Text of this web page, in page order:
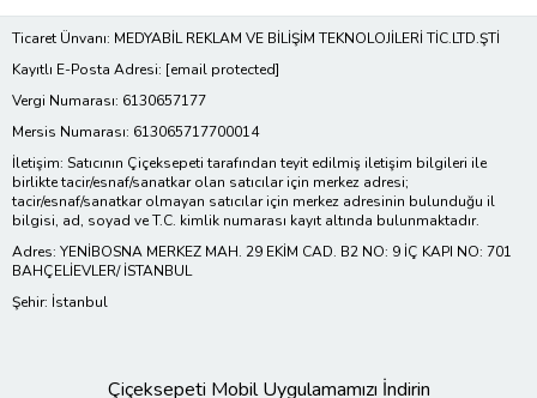
Ticaret Ünvanı: MEDYABİL REKLAM VE BİLİŞİM TEKNOLOJİLERİ TİC.LTD.ŞTİ
Kayıtlı E-Posta Adresi: [email protected]
Vergi Numarası: 6130657177
Mersis Numarası: 613065717700014
İletişim: Satıcının Çiçeksepeti tarafından teyit edilmiş iletişim bilgileri ile
birlikte tacir/esnaf/sanatkar olan satıcılar için merkez adresi;
tacir/esnaf/sanatkar olmayan satıcılar için merkez adresinin bulunduğu il
bilgisi, ad, soyad ve T.C. kimlik numarası kayıt altında bulunmaktadır.
Adres: YENİBOSNA MERKEZ MAH. 29 EKİM CAD. B2 NO: 9 İÇ KAPI NO: 701
BAHÇELİEVLER/ İSTANBUL
Şehir: İstanbul
Çiçeksepeti Mobil Uygulamamızı İndirin